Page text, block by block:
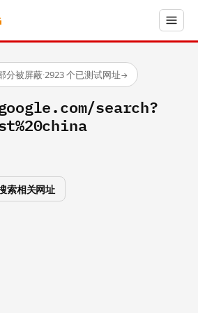
分被屏蔽·2923 个已测试网址→
search?
索相关网址